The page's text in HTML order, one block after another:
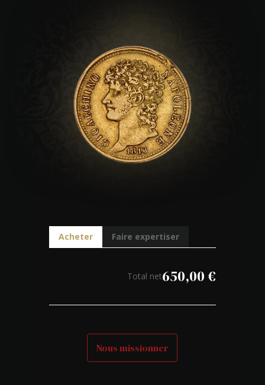
Acheter Faire expertiser
Total net650,00€
Nous missionner